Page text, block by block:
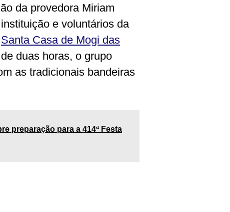
da provedora Miriam
e voluntários da
Santa Casa de Mogi das
duas horas, o grupo
as tradicionais bandeiras
preparação para a 414ª Festa